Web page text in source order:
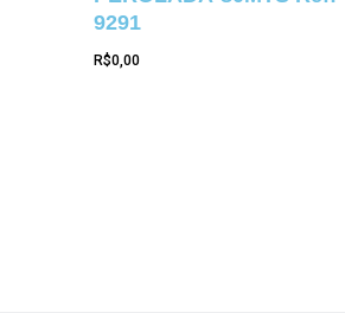
9291
R$0,00